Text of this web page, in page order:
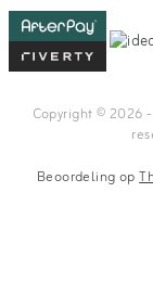
Copyright © 2026
Beoordeling op